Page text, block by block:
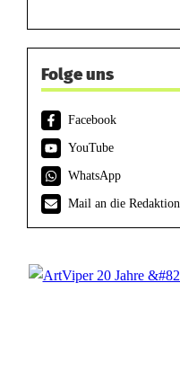
Folge uns
Facebook
YouTube
WhatsApp
Mail an die Redaktion